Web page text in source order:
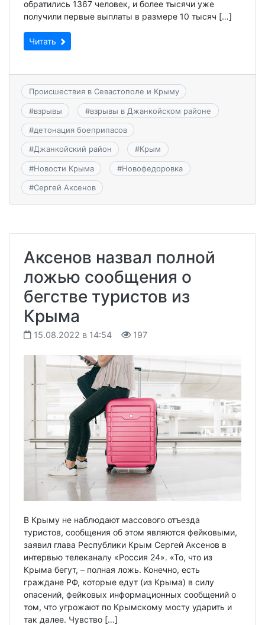
обратились 1367 человек, и более тысячи уже
получили первые выплаты в размере 10 тысяч […]
Читать
Происшествия в Севастополе и Крыму
#взрывы #взрывы в Джанкойском районе
#детонация боеприпасов
#Джанкойский район #Крым
#Новости Крыма #Новофедоровка
#Сергей Аксенов
Аксенов назвал полной
ложью сообщения о
бегстве туристов из
Крыма
15.08.2022 в 14:54 197
В Крыму не наблюдают массового отъезда
туристов, сообщения об этом являются фейковыми,
заявил глава Республики Крым Сергей Аксенов в
интервью телеканалу «Россия 24». «То, что из
Крыма бегут, – полная ложь. Конечно, есть
граждане РФ, которые едут (из Крыма) в силу
опасений, фейковых информационных сообщений о
том, что угрожают по Крымскому мосту ударить и
так далее. Чувство […]